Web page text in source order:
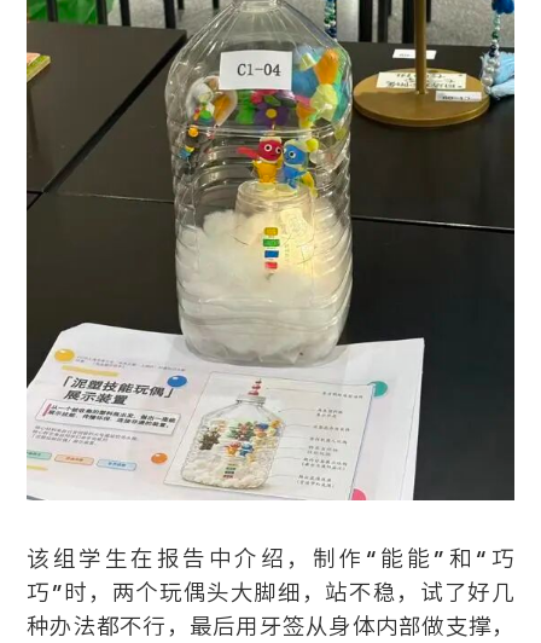
该组学生在报告中介绍，制作“能能”和“巧
巧”时，两个玩偶头大脚细，站不稳，试了好几
种办法都不行，最后用牙签从身体内部做支撑，